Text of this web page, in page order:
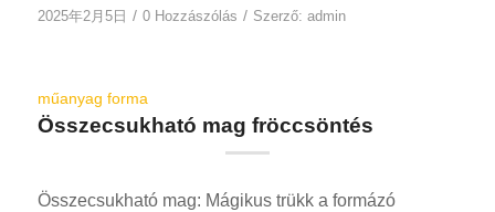
2025年2月5日 / 0 Hozzászólás / Szerző: admin
műanyag forma
Összecsukható mag fröccsöntés
Összecsukható mag: Mágikus trükk a formázó